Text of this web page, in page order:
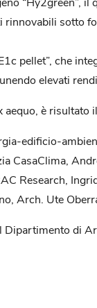
sotto
pellet”, che
elevati
è risultato
edificio-
CasaClima,
Research,
Arch. Ute
di